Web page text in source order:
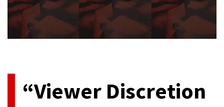
“Viewer Discretion